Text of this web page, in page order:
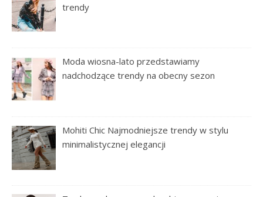
trendy
Moda wiosna-lato przedstawiamy
nadchodzące trendy na obecny sezon
Mohiti Chic Najmodniejsze trendy w stylu
minimalistycznej elegancji